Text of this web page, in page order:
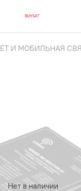
И МОБИЛЬНАЯ
Нет в наличии